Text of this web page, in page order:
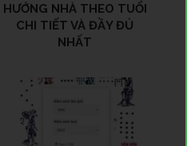
HƯỚNG NHÀ THEO TUỔI
CHI TIẾT VÀ ĐẦY ĐỦ
NHẤT